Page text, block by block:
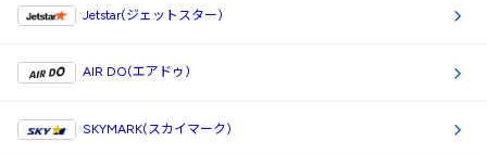
Jetstar(ジェットスター)
AIR DO(エアドゥ)
SKYMARK(スカイマーク)